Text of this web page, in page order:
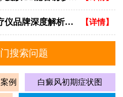
`308准分子激光治疗仪品牌深度解析：专业视角下的优选指南` 【详情】
搜索问题
例 白癜风初期症状图